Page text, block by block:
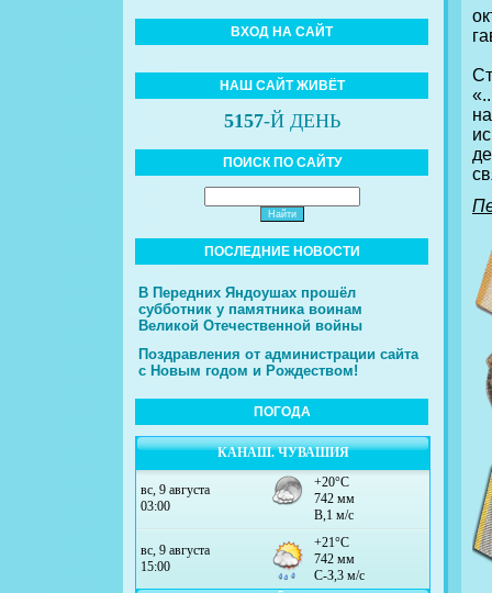
ВХОД НА САЙТ
НАШ САЙТ ЖИВЁТ
5157-Й ДЕНЬ
ПОИСК ПО САЙТУ
ПОСЛЕДНИЕ НОВОСТИ
В Передних Яндоушах прошёл
субботник у памятника воинам
Великой Отечественной войны
Поздравления от администрации сайта
с Новым годом и Рождеством!
ПОГОДА
КАНАШ. ЧУВАШИЯ